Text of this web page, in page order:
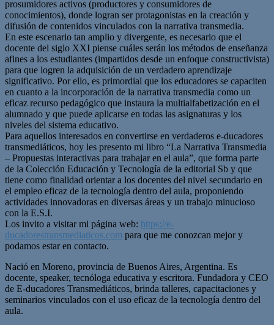
prosumidores activos (productores y consumidores de
conocimientos), donde logran ser protagonistas en la creación y
difusión de contenidos vinculados con la narrativa transmedia.
En este escenario tan amplio y divergente, es necesario que el
docente del siglo XXI piense cuáles serán los métodos de enseñanza
afines a los estudiantes (impartidos desde un enfoque constructivista)
para que logren la adquisición de un verdadero aprendizaje
significativo. Por ello, es primordial que los educadores se capaciten
en cuanto a la incorporación de la narrativa transmedia como un
eficaz recurso pedagógico que instaura la multialfabetización en el
alumnado y que puede aplicarse en todas las asignaturas y los
niveles del sistema educativo.
Para aquellos interesados en convertirse en verdaderos e-ducadores
transmediáticos, hoy les presento mi libro “La Narrativa Transmedia
– Propuestas interactivas para trabajar en el aula”, que forma parte
de la Colección Educación y Tecnología de la editorial Sb y que
tiene como finalidad orientar a los docentes del nivel secundario en
el empleo eficaz de la tecnología dentro del aula, proponiendo
actividades innovadoras en diversas áreas y un trabajo minucioso
con la E.S.I.
Los invito a visitar mi página web: https://e-
ducadorestransmediaticos.com para que me conozcan mejor y
podamos estar en contacto.
Nació en Moreno, provincia de Buenos Aires, Argentina. Es
docente, speaker, tecnóloga educativa y escritora. Fundadora y CEO
de E-ducadores Transmediáticos, brinda talleres, capacitaciones y
seminarios vinculados con el uso eficaz de la tecnología dentro del
aula.